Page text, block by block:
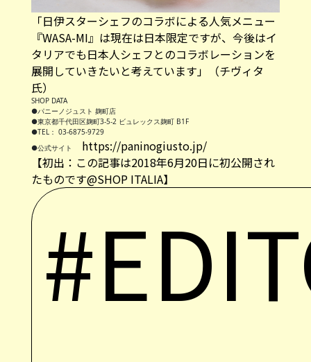
「日伊スターシェフのコラボによる人気メニュー
『WASA-MI』は現在は日本限定ですが、今後はイ
タリアでも日本人シェフとのコラボレーションを
展開していきたいと考えています」（チヴィタ
氏）
SHOP DATA
●パニーノジュスト 麹町店
●東京都千代田区麹町3-5-2 ビュレックス麹町 B1F
●TEL： 03-6875-9729
●公式サイト
https://paninogiusto.jp/
【初出：この記事は2018年6月20日に初公開され
たものです@SHOP ITALIA】